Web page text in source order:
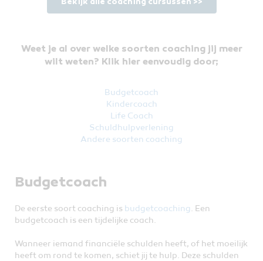
Bekijk alle coaching cursussen >>
Weet je al over welke soorten coaching jij meer
wilt weten? Klik hier eenvoudig door;
Budgetcoach
Kindercoach
Life Coach
Schuldhulpverlening
Andere soorten coaching
Budgetcoach
De eerste soort coaching is budgetcoaching. Een
budgetcoach is een tijdelijke coach.
Wanneer iemand financiële schulden heeft, of het moeilijk
heeft om rond te komen, schiet jij te hulp. Deze schulden